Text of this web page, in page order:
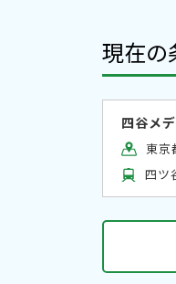
現在の
四谷メ
東京
四ツ